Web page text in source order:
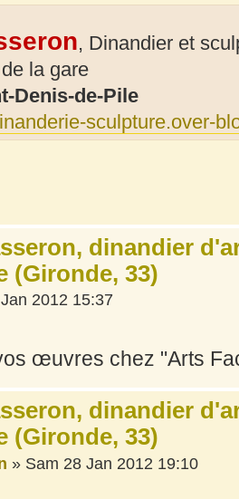
, Dinandier et
la gare
Denis-de-Pile
sculpture.over-
dinandier
(Gironde, 33)
2012 15:37
œuvres chez "Arts
dinandier
(Gironde, 33)
» Sam 28 Jan 2012 19:10